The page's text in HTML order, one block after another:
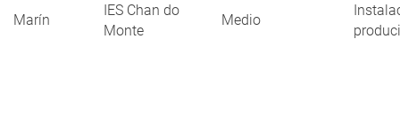
Marín
IES Chan do
Monte
Medio